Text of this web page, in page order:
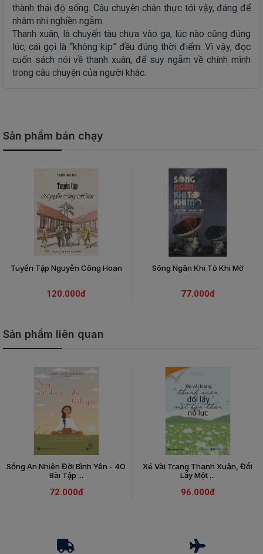
thành thái độ sống. Câu chuyện chân thực tới vậy, đáng để
nhâm nhi nghiền ngẫm.
Thanh xuân, là chuyến tàu chưa vào ga, lúc nào cũng đúng
lúc, cái gọi là “không kịp” đều đúng thời điểm. Vì vậy, đọc
cuốn sách nói về thanh xuân, để suy ngẫm về chính mình
trong câu chuyện của người khác.
Sản phẩm bán chạy
Tuyển Tập Nguyễn Công Hoan
120.000đ
Sông Ngân Khi Tỏ Khi Mờ
77.000đ
Sản phẩm liên quan
Sống An Nhiên Đời Bình Yên - 4O
Bài Tập ...
72.000đ
Xé Vài Trang Thanh Xuân, Đổi
Lấy Một ...
96.000đ